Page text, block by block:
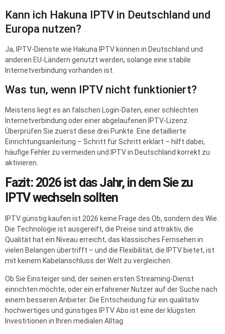
Kann ich Hakuna IPTV in Deutschland und
Europa nutzen?
Ja, IPTV-Dienste wie Hakuna IPTV können in Deutschland und
anderen EU-Ländern genutzt werden, solange eine stabile
Internetverbindung vorhanden ist.
Was tun, wenn IPTV nicht funktioniert?
Meistens liegt es an falschen Login-Daten, einer schlechten
Internetverbindung oder einer abgelaufenen IPTV-Lizenz.
Überprüfen Sie zuerst diese drei Punkte. Eine detaillierte
Einrichtungsanleitung – Schritt für Schritt erklärt – hilft dabei,
häufige Fehler zu vermeiden und IPTV in Deutschland korrekt zu
aktivieren.
Fazit: 2026 ist das Jahr, in dem Sie zu
IPTV wechseln sollten
IPTV günstig kaufen ist 2026 keine Frage des Ob, sondern des Wie.
Die Technologie ist ausgereift, die Preise sind attraktiv, die
Qualität hat ein Niveau erreicht, das klassisches Fernsehen in
vielen Belangen übertrifft – und die Flexibilität, die IPTV bietet, ist
mit keinem Kabelanschluss der Welt zu vergleichen.
Ob Sie Einsteiger sind, der seinen ersten Streaming-Dienst
einrichten möchte, oder ein erfahrener Nutzer auf der Suche nach
einem besseren Anbieter: Die Entscheidung für ein qualitativ
hochwertiges und günstiges IPTV Abo ist eine der klügsten
Investitionen in Ihren medialen Alltag.